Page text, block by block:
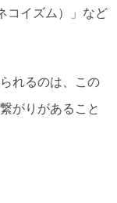
コイズム）」など
れるのは、この
がりがあること